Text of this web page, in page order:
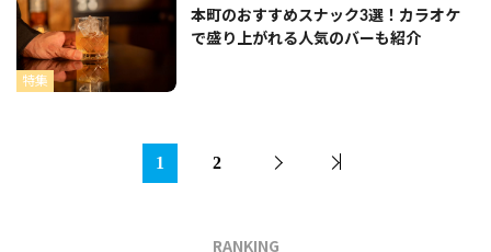
特集
本町のおすすめスナック3選！カラオケ
で盛り上がれる人気のバーも紹介
1 2